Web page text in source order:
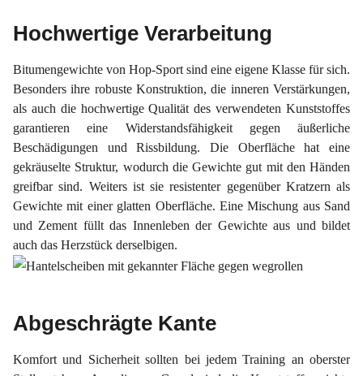
Hochwertige Verarbeitung
Bitumengewichte von Hop-Sport sind eine eigene Klasse für sich.
Besonders ihre robuste Konstruktion, die inneren Verstärkungen,
als auch die hochwertige Qualität des verwendeten Kunststoffes
garantieren eine Widerstandsfähigkeit gegen äußerliche
Beschädigungen und Rissbildung. Die Oberfläche hat eine
gekräuselte Struktur, wodurch die Gewichte gut mit den Händen
greifbar sind. Weiters ist sie resistenter gegenüber Kratzern als
Gewichte mit einer glatten Oberfläche. Eine Mischung aus Sand
und Zement füllt das Innenleben der Gewichte aus und bildet
auch das Herzstück derselbigen.
Abgeschrägte Kante
Komfort und Sicherheit sollten bei jedem Training an oberster